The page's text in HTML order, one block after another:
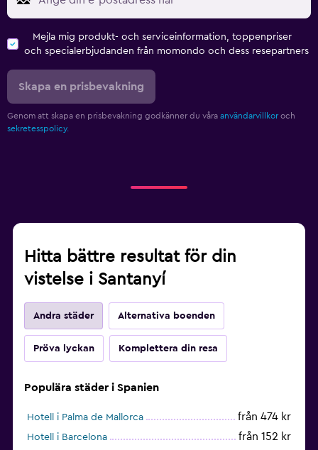
Mejla mig produkt- och serviceinformation, toppenpriser
och specialerbjudanden från momondo och dess resepartners
Skapa en prisbevakning
Genom att skapa en prisbevakning godkänner du våra användarvillkor och
sekretesspolicy.
Hitta bättre resultat för din
vistelse i Santanyí
Andra städer Alternativa boenden
Pröva lyckan Komplettera din resa
Populära städer i Spanien
Hotell i Palma de Mallorca från 474 kr
Hotell i Barcelona från 152 kr